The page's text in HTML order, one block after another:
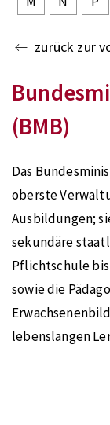
zurück zur
(BMB)
Das
oberste
Ausbildungen;
sekundäre
Pflichtschule
sowie die
lebenslangen